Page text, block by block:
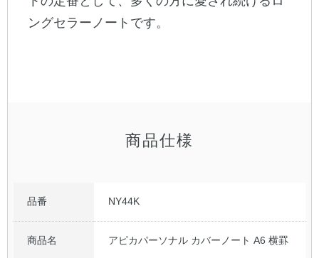
公式アカウント
ングセラーノートです。
商品仕様
品番 NY44K
商品名 アピカパーソナル カバーノート A6 横罫